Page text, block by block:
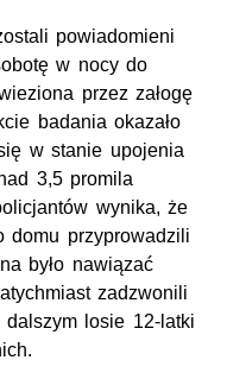
powiadomieni
w nocy do
przez załogę
badania okazało
w stanie upojenia
3,5 promila
wynika, że
domu przyprowadzili
było nawiązać
zadzwonili
losie 12-latki